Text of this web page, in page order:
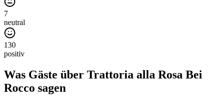
7
neutral
130
positiv
Was Gäste über Trattoria alla Rosa Bei
Rocco sagen